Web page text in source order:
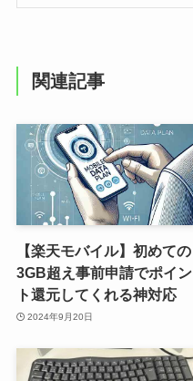
関連記事
【楽天モバイル】初めての
3GB超え事前申請でポイン
ト還元してくれる神対応
2024年9月20日